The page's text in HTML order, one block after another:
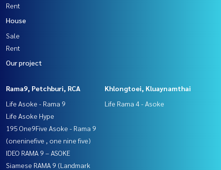
Rent
House
Sale
Rent
Our project
Rama9, Petchburi, RCA
Life Asoke - Rama 9
Life Asoke Hype
195 One9Five Asoke - Rama 9
(oneninefive , one nine five)
IDEO RAMA 9 – ASOKE
Siamese RAMA 9 (Landmark
Khlongtoei, Kluaynamthai
Life Rama 4 - Asoke